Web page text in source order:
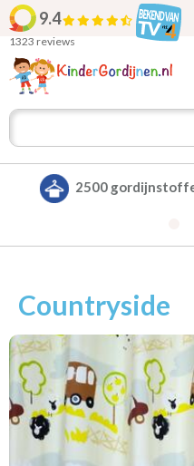
9.4
1323 reviews
Alle gordijnen
Countryside